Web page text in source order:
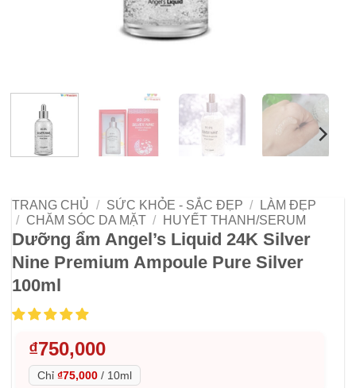
TRANG CHỦ / SỨC KHỎE - SẮC ĐẸP /
LÀM ĐẸP
/
CHĂM SÓC DA MẶT / HUYẾT THANH/SERUM
Dưỡng ẩm Angel’s Liquid 24K Silver
Nine Premium Ampoule Pure Silver
100ml
₫750,000
Chỉ ₫75,000 / 10ml